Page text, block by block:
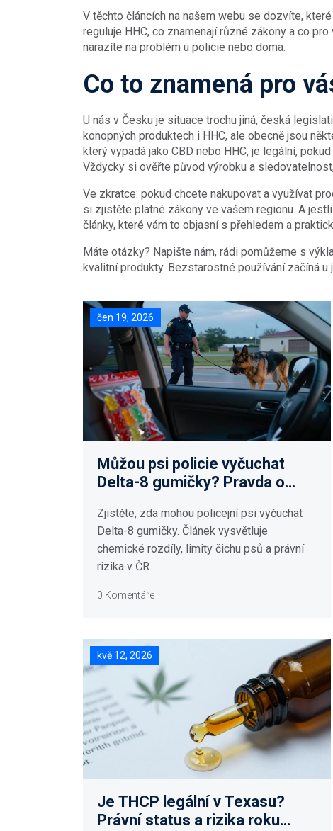
V těchto článcích na našem webu se dozvíte,
reguluje HHC, co znamenají různé zákony a co
narazíte na problém u policie nebo doma.
Co to znamená pro
U nás v Česku je situace trochu jiná, česká
konopných produktech i HHC, ale obecně jsou
který vypadá jako CBD nebo HHC, je legální,
Vždycky si ověřte původ výrobku a
Ve zkratce: pokud chcete nakupovat a využívat
si zjistěte platné zákony ve vašem regionu. A
články, které vám to objasní s přehledem a
Máte otázky? Napište nám, rádi pomůžeme s
kvalitní produkty. Bezstarostné používání začíná u
čen 19, 2026
Můžou psi policie vyčuchat
Delta-8 gumičky? Pravda o
Zjistěte, zda mohou policejní psi vyčuchat
Delta-8 gumičky. Článek vysvětluje
chemické rozdíly, limity čichu psů a právní
rizika v ČR.
0 Komentáře
kvě 12, 2026
Je THCP legální v Texasu?
Právní status a rizika roku